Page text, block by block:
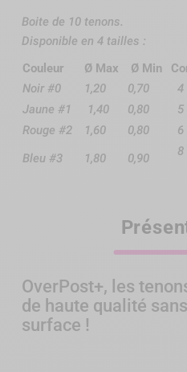
Boite de 10 tenons.
Disponible en 4 tailles :
Couleur
Ø Max Ø Min
Noir #0
1,20 0,70
4
Jaune #1
1,40 0,80
5
Rouge #2
1,60 0,80
6
Bleu #3
1,80 0,90 8
OverPost+, les
de haute qualité
surface !